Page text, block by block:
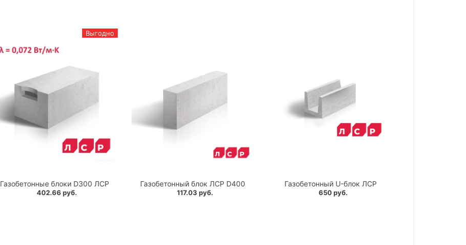
Выгодно
Газобетонные блоки D300 ЛСР
402.66 руб.
Газобетонный блок ЛСР D400
117.03 руб.
Газобетонный U-блок ЛСР
650 руб.